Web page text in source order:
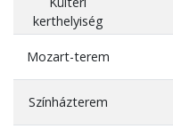
kerthelyiség
Mozart-terem
Színházterem